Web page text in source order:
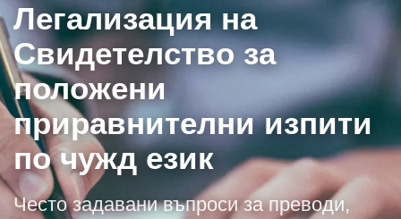
Легализация на
Свидетелство за
положени
приравнителни изпити
по чужд език
Често задавани въпроси за преводи,